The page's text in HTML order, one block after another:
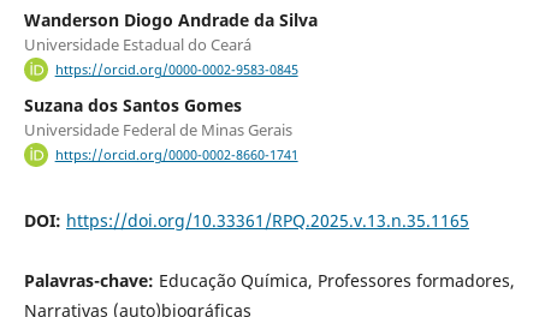
Wanderson Diogo Andrade da Silva
Universidade Estadual do Ceará
https://orcid.org/0000-0002-9583-0845
Suzana dos Santos Gomes
Universidade Federal de Minas Gerais
https://orcid.org/0000-0002-8660-1741
DOI: https://doi.org/10.33361/RPQ.2025.v.13.n.35.1165
Palavras-chave: Educação Química, Professores formadores,
Narrativas (auto)biográficas